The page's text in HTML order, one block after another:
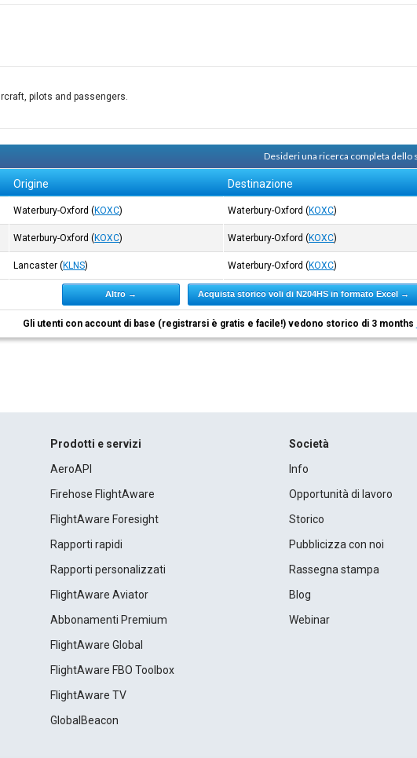
pilots and passengers.
Desideri una ricerca completa dello
Origine Destinazione
Waterbury-Oxford (KOXC) Waterbury-Oxford (KOXC)
Waterbury-Oxford (KOXC) Waterbury-Oxford (KOXC)
Lancaster (KLNS) Waterbury-Oxford (KOXC)
Altro → Acquista storico voli di N204HS in formato Excel →
Gli utenti con account di base (registrarsi è gratis e facile!) vedono storico di 3 months
Prodotti e servizi
AeroAPI
Firehose FlightAware
FlightAware Foresight
Rapporti rapidi
Rapporti personalizzati
FlightAware Aviator
Abbonamenti Premium
FlightAware Global
FlightAware FBO Toolbox
FlightAware TV
GlobalBeacon
Società
Info
Opportunità di lavoro
Storico
Pubblicizza con noi
Rassegna stampa
Blog
Webinar